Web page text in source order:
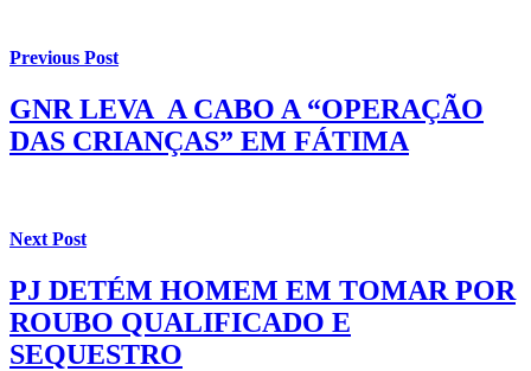
Previous Post
GNR LEVA A CABO A “OPERAÇÃO
DAS CRIANÇAS” EM FÁTIMA
Next Post
PJ DETÉM HOMEM EM TOMAR POR
ROUBO QUALIFICADO E
SEQUESTRO